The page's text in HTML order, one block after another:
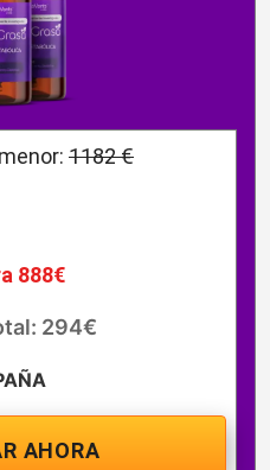
1182 €
888€
294€
AHORA